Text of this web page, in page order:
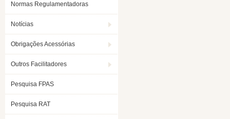
Normas Regulamentadoras
Notícias
Obrigações Acessórias
Outros Facilitadores
Pesquisa FPAS
Pesquisa RAT